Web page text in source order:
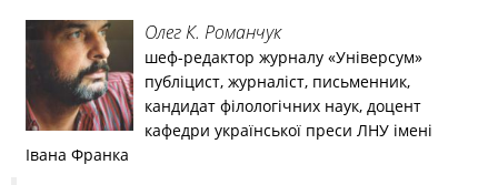
Олег К. Романчук
шеф-редактор журналу «Універсум»
публіцист, журналіст, письменник,
кандидат філологічних наук, доцент
кафедри української преси ЛНУ імені
Івана Франка